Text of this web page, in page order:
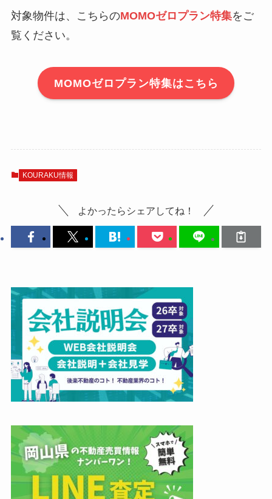
対象物件は、こちらのMOMOゼロプラン特集をご
覧ください。
MOMOゼロプラン特集はこちら
KOURAKU情報
よかったらシェアしてね！